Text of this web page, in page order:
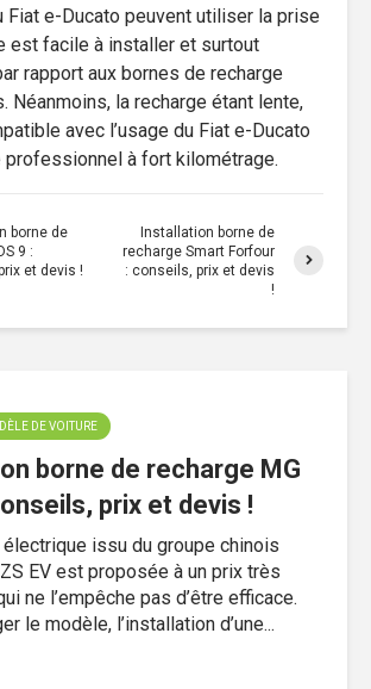
Fiat e-Ducato peuvent utiliser la prise
est facile à installer et surtout
rapport aux bornes de recharge
Néanmoins, la recharge étant lente,
avec l’usage du Fiat e-Ducato
professionnel à fort kilométrage.
borne de
9 :
et devis !
Installation borne de
recharge Smart Forfour
: conseils, prix et devis
!
DE VOITURE
borne de recharge MG
prix et devis !
issu du groupe chinois
EV est proposée à un prix très
ne l’empêche pas d’être efficace.
le modèle, l’installation d’une...